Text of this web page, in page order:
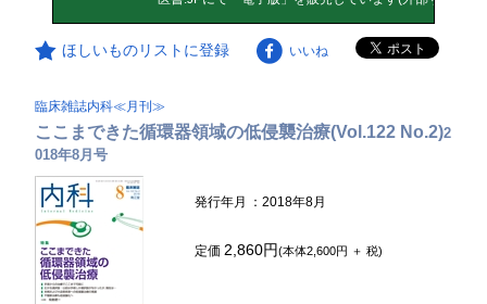
ほしいものリストに登録 いいね
臨床雑誌内科≪月刊≫
ここまできた循環器領域の低侵襲治療(Vol.122 No.2)2
018年8月号
発行年月 ：2018年8月
定価2,860円(本体2,600円 ＋ 税)